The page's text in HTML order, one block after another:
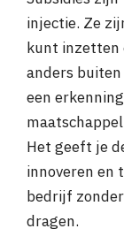
injectie. Ze
kunt inzetten
anders
een
Het geeft je
innoveren en
bedrijf
dragen.